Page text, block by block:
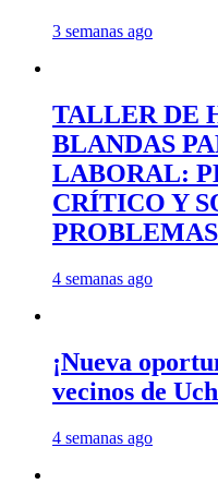
3 semanas ago
TALLER DE
BLANDAS
LABORAL:
CRÍTICO Y
PROBLEMAS
4 semanas ago
¡Nueva
vecinos de
4 semanas ago